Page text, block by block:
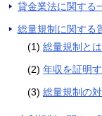
貸金業法に関する
総量規制に関する
(1) 総量規制とは
(2) 年収を証明
(3) 総量規制の